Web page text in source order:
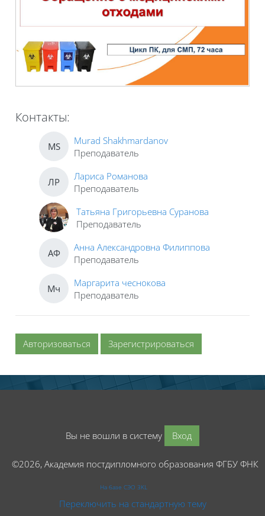
Контакты:
MS
Murad Shakhmardanov
Преподаватель
ЛР
Лариса Романова
Преподаватель
Татьяна Григорьевна Суранова
Преподаватель
АФ
Анна Александровна Филиппова
Преподаватель
Мч
Маргарита чеснокова
Преподаватель
Авторизоваться Зарегистрироваться
Вы не вошли в систему Вход
©2026, Академия постдипломного образования ФГБУ
На базе СЭО 3KL
Переключить на стандартную тему